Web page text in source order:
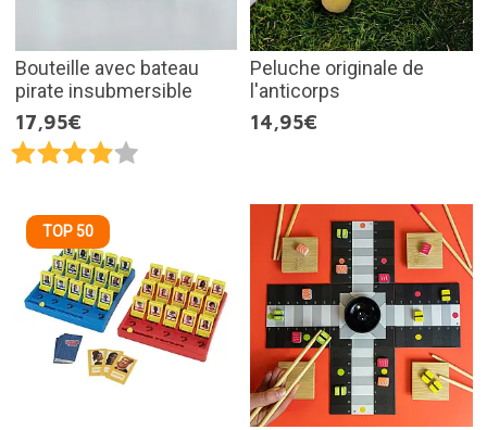
Bouteille avec bateau
pirate insubmersible
17,95€
Peluche originale de
l'anticorps
14,95€
TOP 50